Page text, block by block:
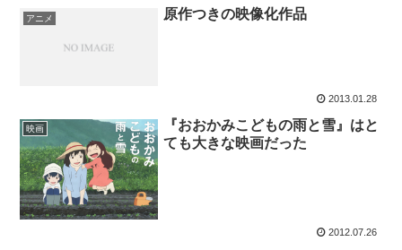
アニメ 原作つきの映像化作品
2013.01.28
映画
『おおかみこどもの雨と雪』はと
ても大きな映画だった
2012.07.26